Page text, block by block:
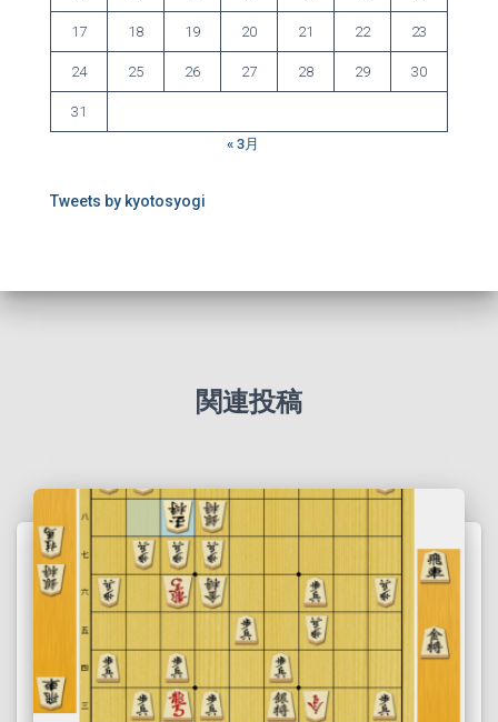
17 18 19 20 21 22 23
24 25 26 27 28 29 30
31
« 3月
Tweets by kyotosyogi
関連投稿